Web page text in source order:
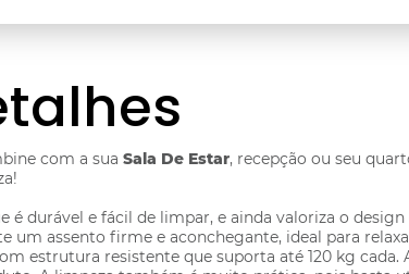
com a suaSala De Estar, recepção ou seu
é durável e fácil de limpar, e ainda valoriza o
um assento firme e aconchegante, ideal para
estrutura resistente que suporta até 120 kg